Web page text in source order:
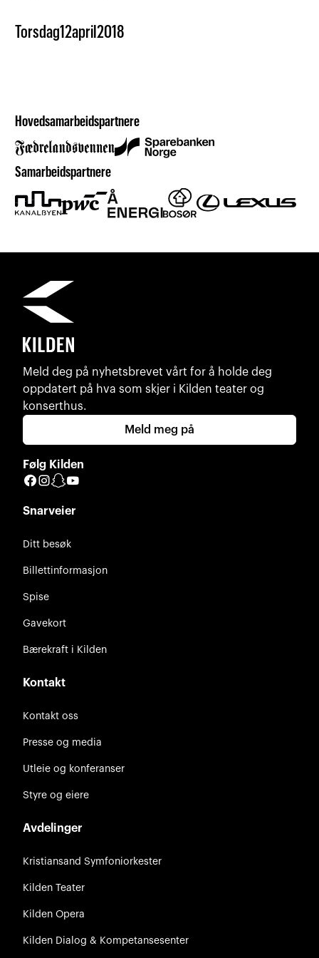
Torsdag12april2018
Hovedsamarbeidspartnere
Samarbeidspartnere
Meld deg på nyhetsbrevet vårt for å holde deg
oppdatert på hva som skjer i Kilden teater og
konserthus.
Meld meg på
Følg Kilden
Facebook
Instagram
Snapchat
Snarveier
Ditt besøk
Billettinformasjon
Spise
Gavekort
Bærekraft i Kilden
Kontakt
Kontakt oss
Presse og media
Utleie og konferanser
Styre og eiere
Avdelinger
Kristiansand Symfoniorkester
Kilden Teater
Kilden Opera
Kilden Dialog & Kompetansesenter